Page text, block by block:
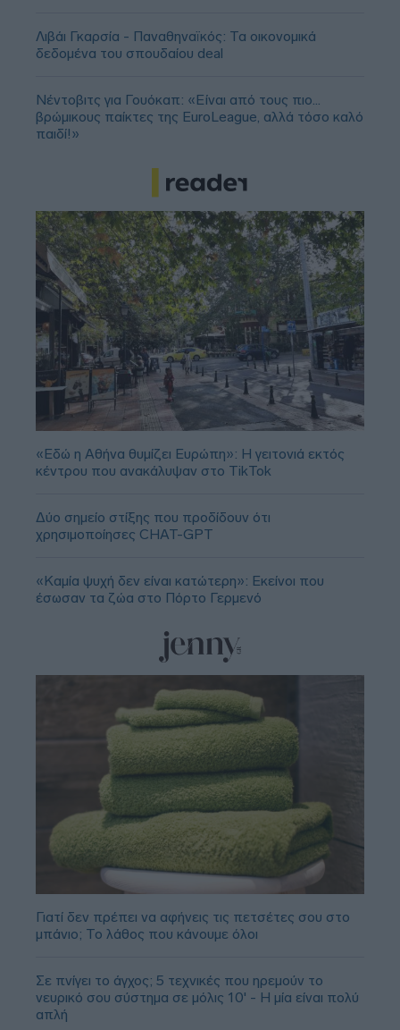
Λιβάι Γκαρσία - Παναθηναϊκός: Τα οικονομικά
δεδομένα του σπουδαίου deal
Νέντοβιτς για Γουόκαπ: «Είναι από τους πιο...
βρώμικους παίκτες της EuroLeague, αλλά τόσο καλό
παιδί!»
«Εδώ η Αθήνα θυμίζει Ευρώπη»: H γειτονιά εκτός
κέντρου που ανακάλυψαν στο TikTok
Δύο σημείο στίξης που προδίδουν ότι
χρησιμοποίησες CHAT-GPT
«Καμία ψυχή δεν είναι κατώτερη»: Εκείνοι που
έσωσαν τα ζώα στο Πόρτο Γερμενό
Γιατί δεν πρέπει να αφήνεις τις πετσέτες σου στο
μπάνιο; Το λάθος που κάνουμε όλοι
Σε πνίγει το άγχος; 5 τεχνικές που ηρεμούν το
νευρικό σου σύστημα σε μόλις 10' - Η μία είναι πολύ
απλή